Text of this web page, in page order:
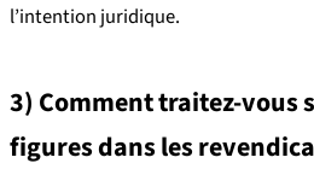
l’intention juridique.
3) Comment traitez-vous
figures dans les